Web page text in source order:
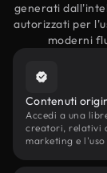
generati
autorizzati per
moderni
Contenuti
Accedi a una
creatori, relativi
marketing e